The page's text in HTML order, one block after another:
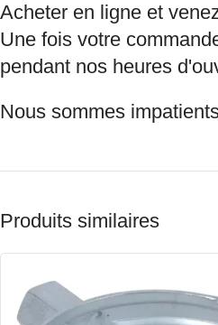
Acheter en ligne et
Une fois votre
pendant nos heures
Nous sommes
Produits similaires